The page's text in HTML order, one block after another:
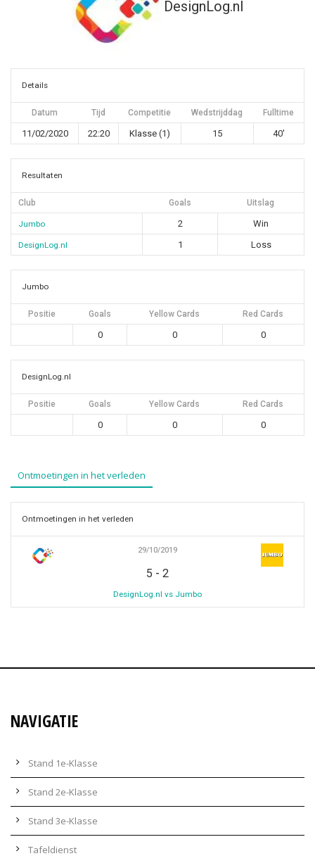
DesignLog.nl
Details
Datum Tijd Competitie Wedstrijddag Fulltime
11/02/2020 22:20 Klasse (1) 15 40'
Resultaten
Club Goals Uitslag
Jumbo 2 Win
DesignLog.nl 1 Loss
Jumbo
Positie Goals Yellow Cards Red Cards
0 0 0
DesignLog.nl
Positie Goals Yellow Cards Red Cards
0 0 0
Ontmoetingen in het verleden
Ontmoetingen in het verleden
29/10/2019
5 - 2
DesignLog.nl vs Jumbo
NAVIGATIE
Stand 1e-Klasse
Stand 2e-Klasse
Stand 3e-Klasse
Tafeldienst